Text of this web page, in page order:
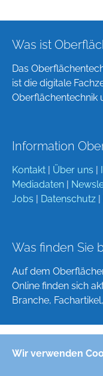
Wir verwenden
Was ist
Das
ist die digitale
Oberflächentechnik
Information
Kontakt Über uns
Mediadaten
Jobs
Datenschutz
Was finden Sie
Auf dem
Online finden sich
Branche,
Deutsch